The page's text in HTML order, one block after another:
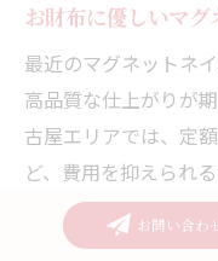
お財布に優しいマ
最近のマグネットネ
高品質な仕上がりが
古屋エリアでは、定
ど、費用を抑えられ
「名古屋 ネイル 安
索し、最新の価格動
お問い合わ